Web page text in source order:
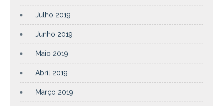
Julho 2019
Junho 2019
Maio 2019
Abril 2019
Março 2019